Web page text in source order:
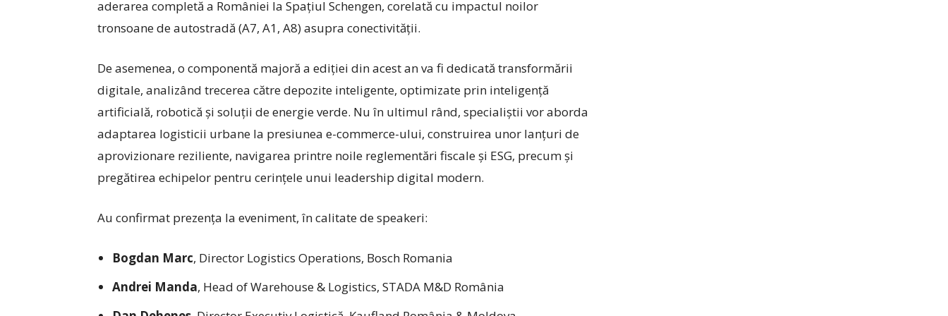
aderarea completă a României la Spațiul Schengen, corelată cu impactul noilor
tronsoane de autostradă (A7, A1, A8) asupra conectivității.
De asemenea, o componentă majoră a ediției din acest an va fi dedicată transformării
digitale, analizând trecerea către depozite inteligente, optimizate prin inteligență
artificială, robotică și soluții de energie verde. Nu în ultimul rând, specialiștii vor aborda
adaptarea logisticii urbane la presiunea e-commerce-ului, construirea unor lanțuri de
aprovizionare reziliente, navigarea printre noile reglementări fiscale și ESG, precum și
pregătirea echipelor pentru cerințele unui leadership digital modern.
Au confirmat prezența la eveniment, în calitate de speakeri:
Bogdan Marc, Director Logistics Operations, Bosch Romania
Andrei Manda, Head of Warehouse & Logistics, STADA M&D România